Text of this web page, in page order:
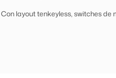
Con layout tenkeyless, switches